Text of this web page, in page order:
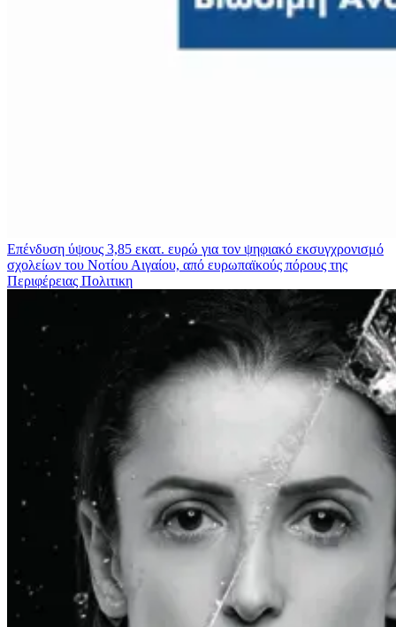
Επένδυση ύψους 3,85 εκατ. ευρώ για τον ψηφιακό εκσυγχρονισμό
σχολείων του Νοτίου Αιγαίου, από ευρωπαϊκούς πόρους της
Περιφέρειας Πολιτικη